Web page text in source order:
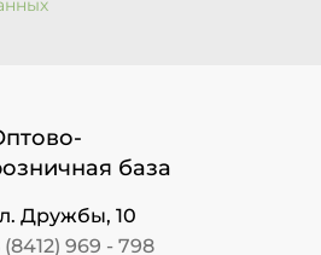
база
Дружбы, 10
(8412) 969 - 798